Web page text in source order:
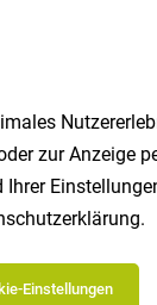
zur Anzeige
.
Einstellungen